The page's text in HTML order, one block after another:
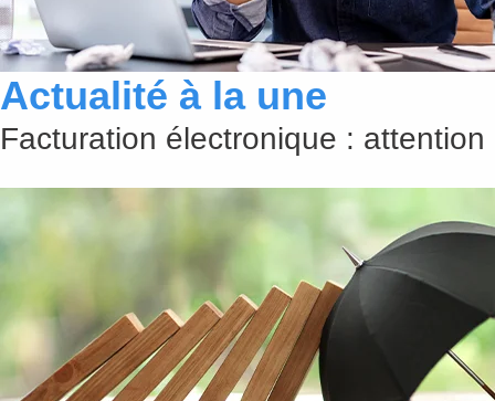
Actualité à la une
Facturation électronique :